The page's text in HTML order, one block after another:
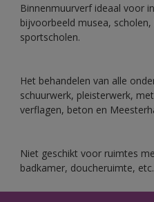
Binnenmuurverf ideaal voor
bijvoorbeeld musea,
sportscholen.
Het behandelen van alle
schuurwerk, pleisterwerk,
verflagen, beton en
Niet geschikt voor ruimtes
badkamer, doucheruimte, etc.